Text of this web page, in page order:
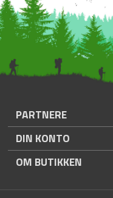
PARTNERE
DIN KONTO
OM BUTIKKEN